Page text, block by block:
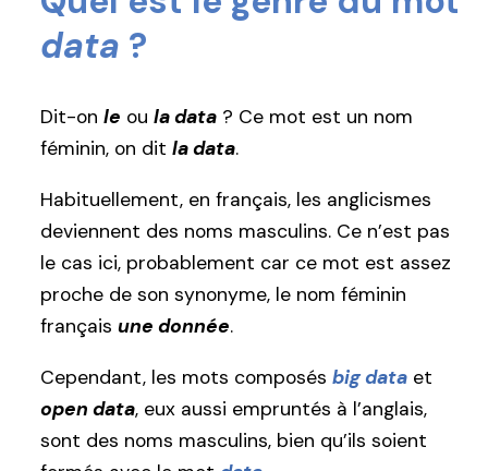
data ?
Dit-on le ou la data ? Ce mot est un nom
féminin, on dit la data.
Habituellement, en français, les anglicismes
deviennent des noms masculins. Ce n’est pas
le cas ici, probablement car ce mot est assez
proche de son synonyme, le nom féminin
français une donnée.
Cependant, les mots composés big data et
open data, eux aussi empruntés à l’anglais,
sont des noms masculins, bien qu’ils soient